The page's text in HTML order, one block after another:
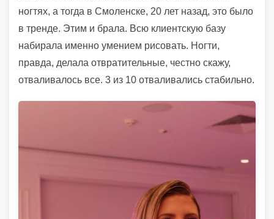
ногтях, а тогда в Смоленске, 20 лет назад, это было
в тренде. Этим и брала. Всю клиентскую базу
набирала именно умением рисовать. Ногти,
правда, делала отвратительные, честно скажу,
отваливалось все. 3 из 10 отваливались стабильно.